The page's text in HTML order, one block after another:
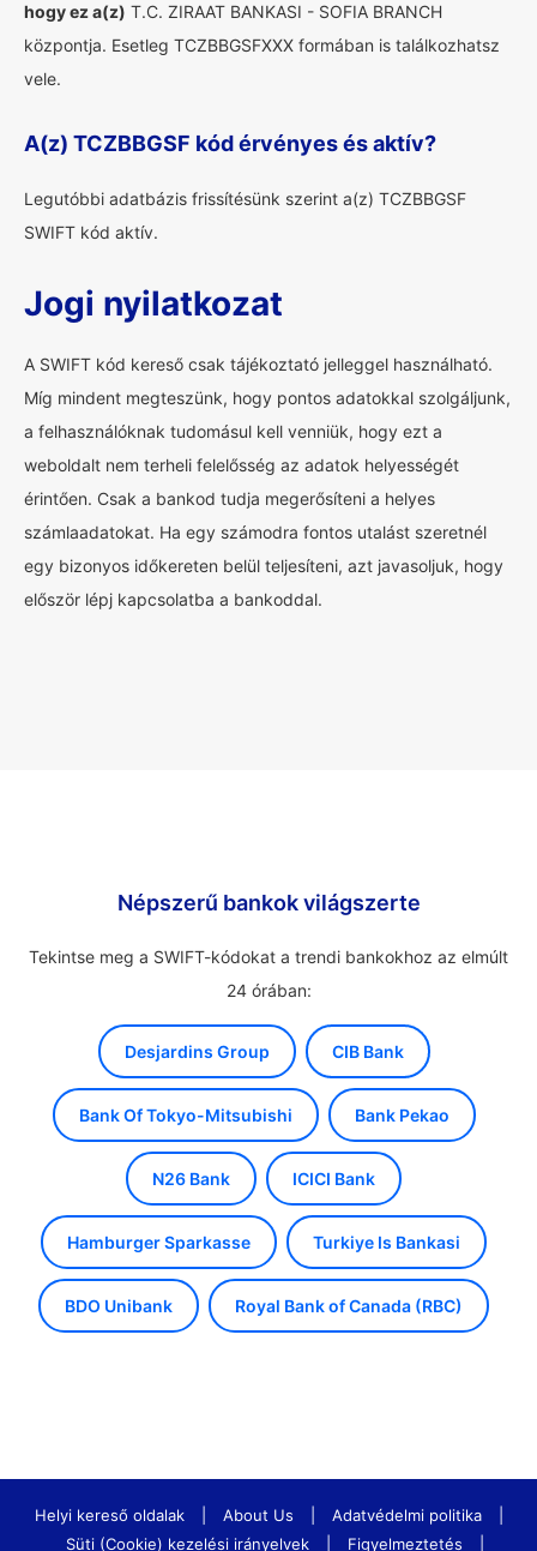
hogy ez a(z) T.C. ZIRAAT BANKASI - SOFIA BRANCH
központja. Esetleg TCZBBGSFXXX formában is találkozhatsz
vele.
A(z) TCZBBGSF kód érvényes és aktív?
Legutóbbi adatbázis frissítésünk szerint a(z) TCZBBGSF
SWIFT kód aktív.
Jogi nyilatkozat
A SWIFT kód kereső csak tájékoztató jelleggel használható.
Míg mindent megteszünk, hogy pontos adatokkal szolgáljunk,
a felhasználóknak tudomásul kell venniük, hogy ezt a
weboldalt nem terheli felelősség az adatok helyességét
érintően. Csak a bankod tudja megerősíteni a helyes
számlaadatokat. Ha egy számodra fontos utalást szeretnél
egy bizonyos időkereten belül teljesíteni, azt javasoljuk, hogy
először lépj kapcsolatba a bankoddal.
Népszerű bankok világszerte
Tekintse meg a SWIFT-kódokat a trendi bankokhoz az elmúlt
24 órában:
Desjardins Group CIB Bank
Bank Of Tokyo-Mitsubishi Bank Pekao
N26 Bank ICICI Bank
Hamburger Sparkasse Turkiye Is Bankasi
BDO Unibank Royal Bank of Canada (RBC)
Helyi kereső oldalak About Us Adatvédelmi politika
Süti (Cookie) kezelési irányelvek
Figyelmeztetés